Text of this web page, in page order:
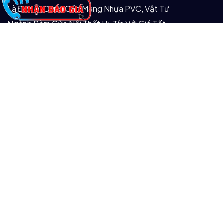
Là Đơn Vị Cung Cấp Màng Nhựa PVC, Vật Tư
Ngành Rèm Cửa Nội Thất Uy Tín Với Giá Tốt